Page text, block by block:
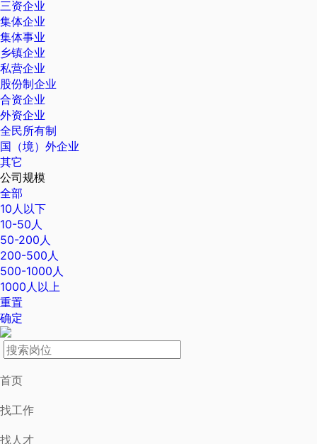
三资企业
集体企业
集体事业
乡镇企业
私营企业
股份制企业
合资企业
外资企业
全民所有制
国（境）外企业
其它
公司规模
全部
10人以下
10-50人
50-200人
200-500人
500-1000人
1000人以上
重置
确定
首页
找工作
找人才